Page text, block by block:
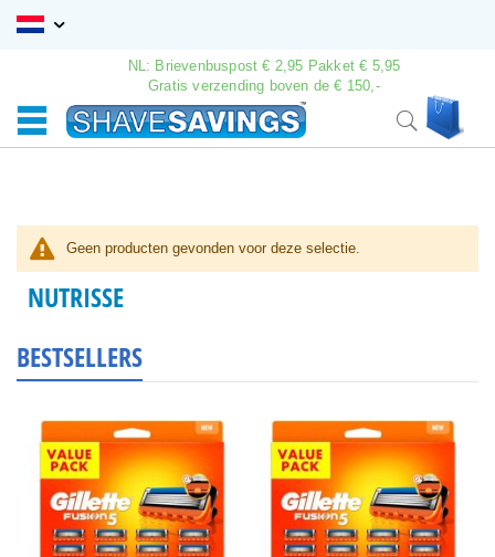
Ga
NL: Brievenbuspost € 2,95 Pakket € 5,95
Gratis verzending boven de € 150,-
Search
Geen producten gevonden voor deze selectie.
NUTRISSE
BESTSELLERS